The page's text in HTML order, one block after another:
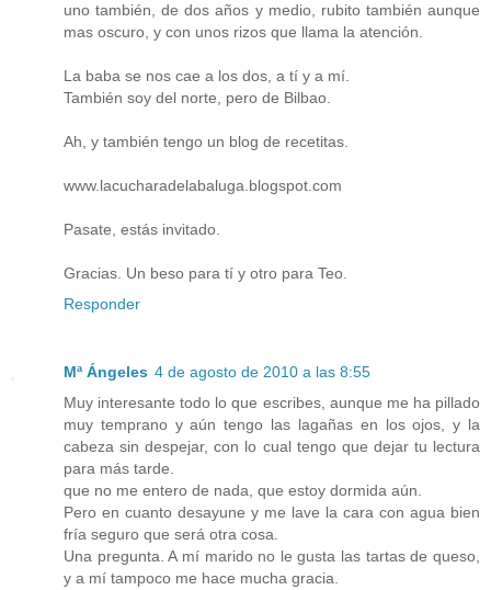
uno también, de dos años y medio, rubito también aunque
mas oscuro, y con unos rizos que llama la atención.
La baba se nos cae a los dos, a tí y a mí.
También soy del norte, pero de Bilbao.
Ah, y también tengo un blog de recetitas.
www.lacucharadelabaluga.blogspot.com
Pasate, estás invitado.
Gracias. Un beso para tí y otro para Teo.
Responder
Mª Ángeles 4 de agosto de 2010 a las 8:55
Muy interesante todo lo que escribes, aunque me ha pillado
muy temprano y aún tengo las lagañas en los ojos, y la
cabeza sin despejar, con lo cual tengo que dejar tu lectura
para más tarde.
que no me entero de nada, que estoy dormida aún.
Pero en cuanto desayune y me lave la cara con agua bien
fría seguro que será otra cosa.
Una pregunta. A mí marido no le gusta las tartas de queso,
y a mí tampoco me hace mucha gracia.